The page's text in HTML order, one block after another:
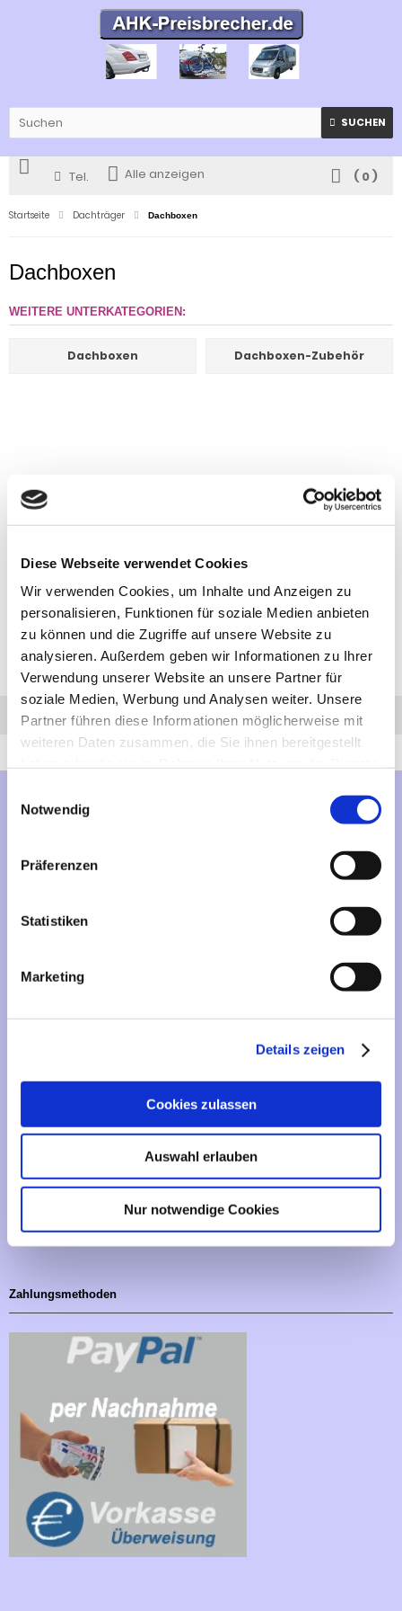
Diese Webseite verwendet Cookies
Wir verwenden Cookies, um Inhalte und Anzeigen zu
personalisieren, Funktionen für soziale Medien anbieten
zu können und die Zugriffe auf unsere Website zu
analysieren. Außerdem geben wir Informationen zu Ihrer
Verwendung unserer Website an unsere Partner für
soziale Medien, Werbung und Analysen weiter. Unsere
Partner führen diese Informationen möglicherweise mit
weiteren Daten zusammen, die Sie ihnen bereitgestellt
Notwendig
Präferenzen
Statistiken
Marketing
Details zeigen
Cookies zulassen
Auswahl erlauben
Nur notwendige Cookies
SUCHEN
Tel. Alle anzeigen ( 0)
Startseite Dachträger Dachboxen
Dachboxen
WEITERE UNTERKATEGORIEN:
Dachboxen Dachboxen-Zubehör
Anfrage Anrufen AHK-Finder
Mehr über...
Vertrag widerrufen
Informationen
Liefer- und Versandkosten
Impressum
Sitemap
Zahlungsmethoden